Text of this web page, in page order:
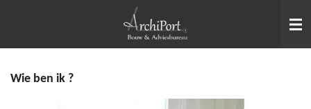
naar
hoofdinhoud
Wie ben ik ?